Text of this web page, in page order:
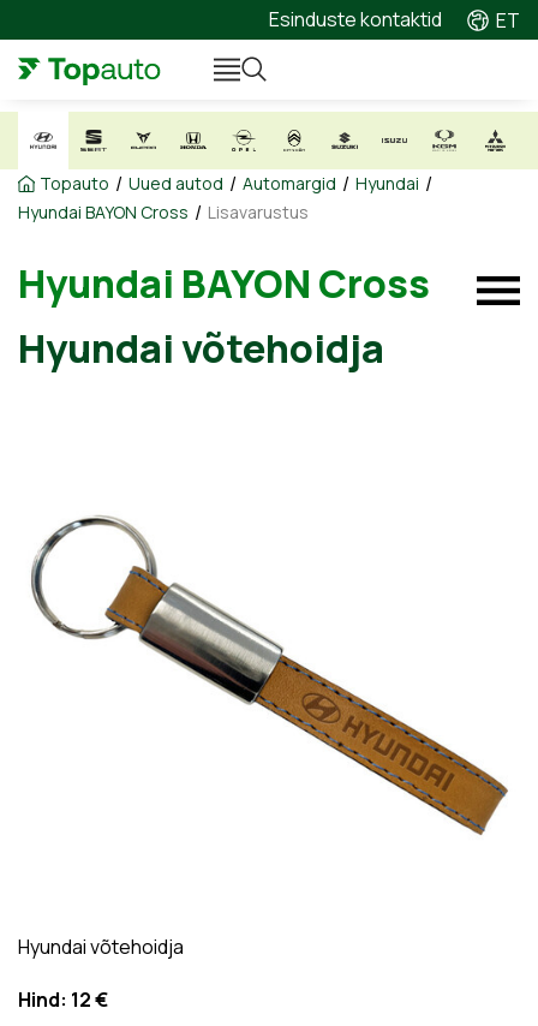
Esinduste kontaktid ET
Topauto / Uued autod / Automargid / Hyundai /
Hyundai BAYON Cross / Lisavarustus
Hyundai BAYON Cross
Hyundai võtehoidja
Hyundai võtehoidja
Hind: 12 €